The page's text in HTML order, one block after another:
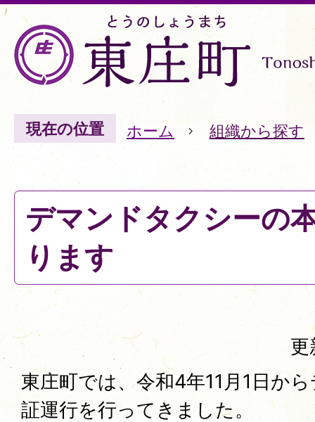
現在の位置 ホーム 組織から探す
デマンドタクシーの
ります
更
東庄町では、令和4年11月1日か
証運行を行ってきました。